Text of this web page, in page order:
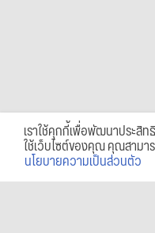
เราใช้คุกกี้เพื่อพัฒนาประสิ
ใช้เว็บไซต์ของคุณ คุณสามา
นโยบายความเป็นส่วนตัว